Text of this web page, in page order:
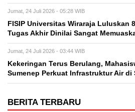
Jumat, 24 Juli 2026 - 05:28 WIB
FISIP Universitas Wiraraja Luluskan
Tugas Akhir Dinilai Sangat
Jumat, 24 Juli 2026 - 03:44 WIB
Kekeringan Terus Berulang,
Sumenep Perkuat Infrastruktur Air di
BERITA TERBARU